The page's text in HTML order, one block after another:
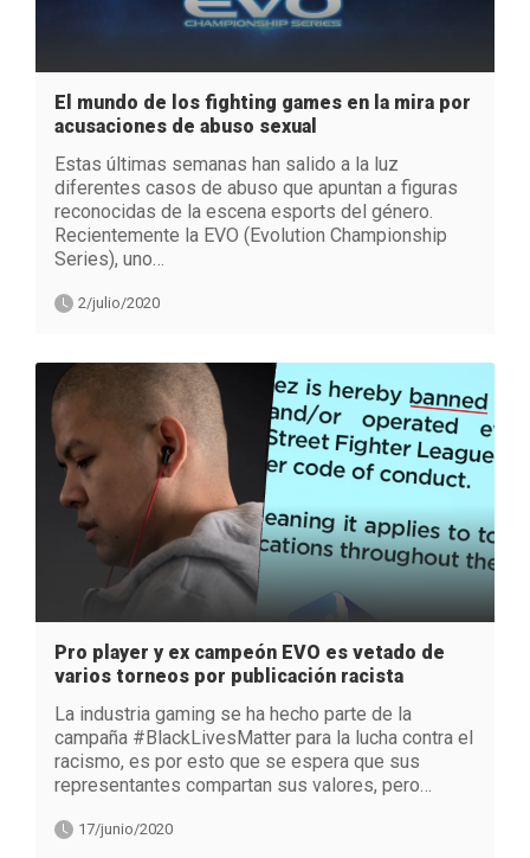
El mundo de los fighting games en la mira por
acusaciones de abuso sexual
Estas últimas semanas han salido a la luz
diferentes casos de abuso que apuntan a figuras
reconocidas de la escena esports del género.
Recientemente la EVO (Evolution Championship
Series), uno…
2/julio/2020
Pro player y ex campeón EVO es vetado de
varios torneos por publicación racista
La industria gaming se ha hecho parte de la
campaña #BlackLivesMatter para la lucha contra el
racismo, es por esto que se espera que sus
representantes compartan sus valores, pero…
17/junio/2020